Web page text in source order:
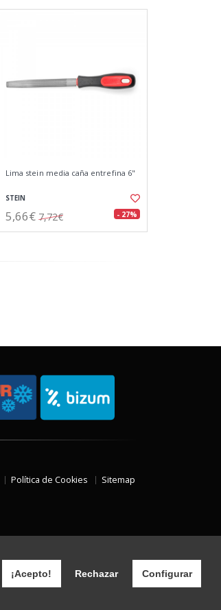
¡Acepto! Rechazar Configurar
Lima stein media caña entrefina 6"
STEIN
5,66€ 7,72€ - 27%
Política de Cookies Sitemap